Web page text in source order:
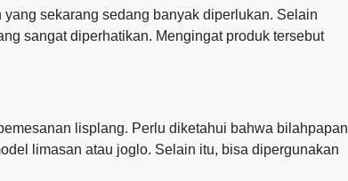
sekarang sedang banyak diperlukan. Selain
sangat diperhatikan. Mengingat produk tersebut
lisplang. Perlu diketahui bahwa bilahpapan
limasan atau joglo. Selain itu, bisa dipergunakan